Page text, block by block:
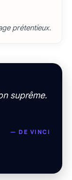
prétentieux.
suprême.
— DE VINCI